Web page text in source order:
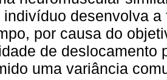
indivíduo desenvolva
por causa do
de deslocamento
uma variância